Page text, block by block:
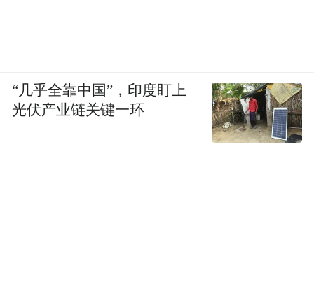
“几乎全靠中国”，印度盯上
光伏产业链关键一环